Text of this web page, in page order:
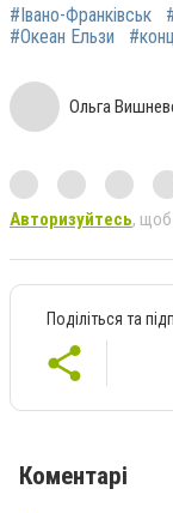
#Івано-Франківськ
#Океан Ельзи
Ольга
Авторизуйтесь, щоб
Поділіться та
Коментарі